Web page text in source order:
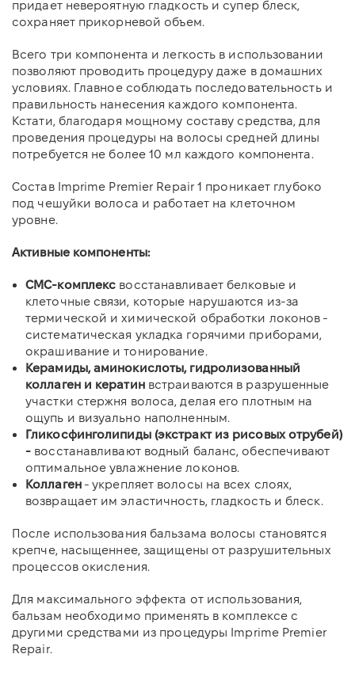
придает невероятную гладкость и супер блеск,
сохраняет прикорневой объем.
Всего три компонента и легкость в использовании
позволяют проводить процедуру даже в домашних
условиях. Главное соблюдать последовательность и
правильность нанесения каждого компонента.
Кстати, благодаря мощному составу средства, для
проведения процедуры на волосы средней длины
потребуется не более 10 мл каждого компонента.
Состав Imprime Premier Repair 1 проникает глубоко
под чешуйки волоса и работает на клеточном
уровне.
Активные компоненты:
СМС-комплекс восстанавливает белковые и
клеточные связи, которые нарушаются из-за
термической и химической обработки локонов -
систематическая укладка горячими приборами,
окрашивание и тонирование.
Керамиды, аминокислоты, гидролизованный
коллаген и кератинвстраиваются в разрушенные
участки стержня волоса, делая его плотным на
ощупь и визуально наполненным.
Гликосфинголипиды (экстракт из рисовых отрубей)
- восстанавливают водный баланс, обеспечивают
оптимальное увлажнение локонов.
Коллаген- укрепляет волосы на всех слоях,
возвращает им эластичность, гладкость и блеск.
После использования бальзама волосы становятся
крепче, насыщеннее, защищены от разрушительных
процессов окисления.
Для максимального эффекта от использования,
бальзам необходимо применять в комплексе с
другими средствами из процедуры Imprime Premier
Repair.